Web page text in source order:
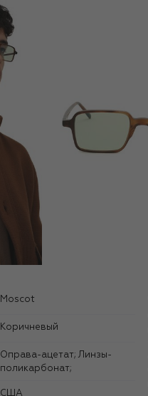
Moscot
Коричневый
Оправа-ацетат; Линзы-
поликарбонат;
США